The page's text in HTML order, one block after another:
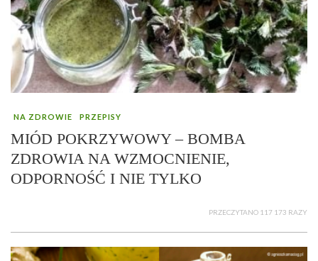
NA ZDROWIE PRZEPISY
MIÓD POKRZYWOWY – BOMBA
ZDROWIA NA WZMOCNIENIE,
ODPORNOŚĆ I NIE TYLKO
PRZECZYTANO 117 173 RAZY